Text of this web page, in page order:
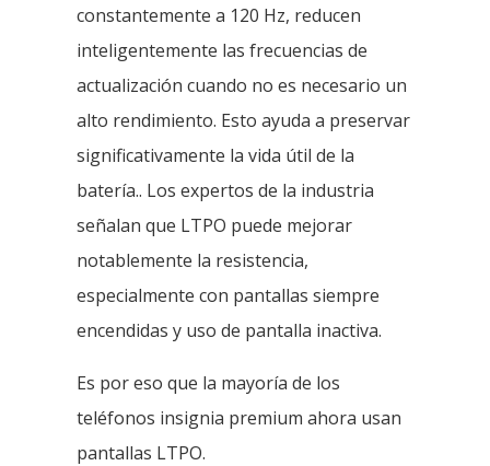
constantemente a 120 Hz, reducen
inteligentemente las frecuencias de
actualización cuando no es necesario un
alto rendimiento. Esto ayuda a preservar
significativamente la vida útil de la
batería.. Los expertos de la industria
señalan que LTPO puede mejorar
notablemente la resistencia,
especialmente con pantallas siempre
encendidas y uso de pantalla inactiva.
Es por eso que la mayoría de los
teléfonos insignia premium ahora usan
pantallas LTPO.